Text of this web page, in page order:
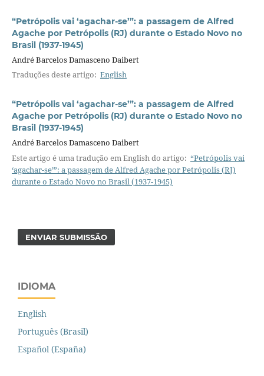
“Petrópolis vai ‘agachar-se’”: a passagem de Alfred
Agache por Petrópolis (RJ) durante o Estado Novo no
Brasil (1937-1945)
André Barcelos Damasceno Daibert
Traduções deste artigo: English
“Petrópolis vai ‘agachar-se’”: a passagem de Alfred
Agache por Petrópolis (RJ) durante o Estado Novo no
Brasil (1937-1945)
André Barcelos Damasceno Daibert
Este artigo é uma tradução em English do artigo: “Petrópolis vai
‘agachar-se’”: a passagem de Alfred Agache por Petrópolis (RJ)
durante o Estado Novo no Brasil (1937-1945)
ENVIAR SUBMISSÃO
IDIOMA
English
Português (Brasil)
Español (España)